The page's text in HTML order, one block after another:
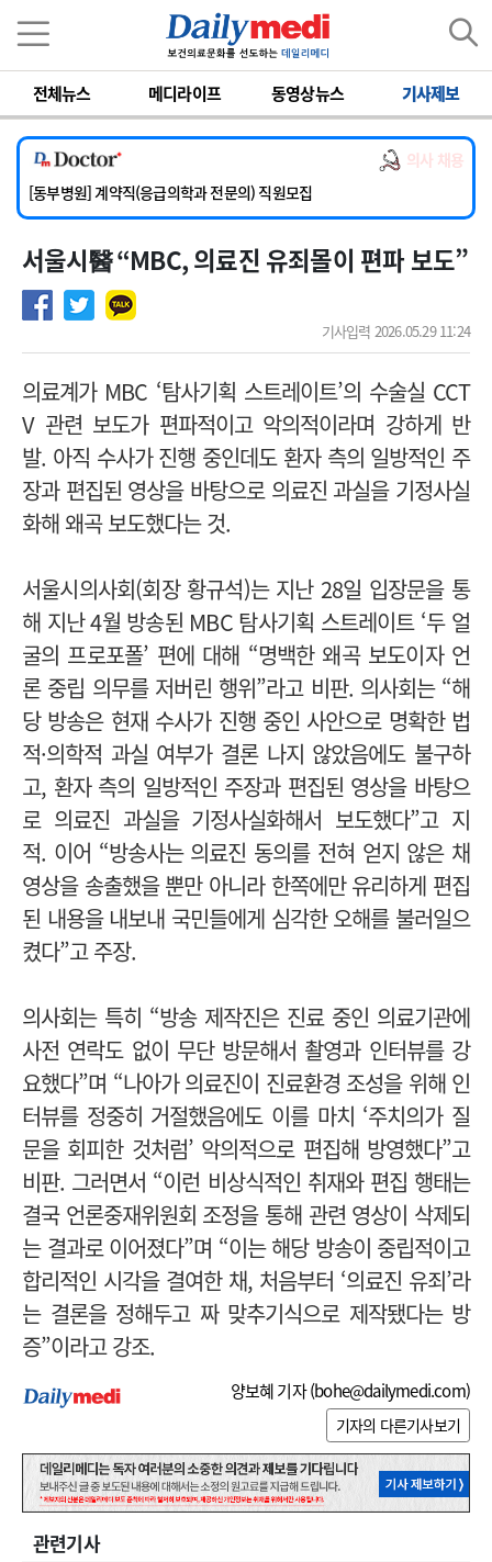
전체뉴스 메디라이프 동영상뉴스 기사제보
의사 채용
[서울아산병원] 2026년 하반기 인턴 모집
[영남대학교의료원] 마취통증의학과 임기제 임상의사 채용
[충남대학교병원] 소아청소년과(소아응급전담) 계약직 의사 공개채용
[동부병원] 계약직(응급의학과 전문의) 직원모집
[이대목동병원] 하반기 전공의(레지던트1년차) 모집
[서울아산병원] 2026년 하반기 인턴 모집
[영남대학교의료원] 마취통증의학과 임기제 임상의사 채용
서울시醫 “MBC, 의료진 유죄몰이 편파 보도”
기사입력 2026.05.29 11:24
의료계가 MBC ‘탐사기획 스트레이트’의 수술실 CCT
V 관련 보도가 편파적이고 악의적이라며 강하게 반
발. 아직 수사가 진행 중인데도 환자 측의 일방적인 주
장과 편집된 영상을 바탕으로 의료진 과실을 기정사실
화해 왜곡 보도했다는 것.
서울시의사회(회장 황규석)는 지난 28일 입장문을 통
해 지난 4월 방송된 MBC 탐사기획 스트레이트 ‘두 얼
굴의 프로포폴’ 편에 대해 “명백한 왜곡 보도이자 언
론 중립 의무를 저버린 행위”라고 비판. 의사회는 “해
당 방송은 현재 수사가 진행 중인 사안으로 명확한 법
적·의학적 과실 여부가 결론 나지 않았음에도 불구하
고, 환자 측의 일방적인 주장과 편집된 영상을 바탕으
로 의료진 과실을 기정사실화해서 보도했다”고 지
적. 이어 “방송사는 의료진 동의를 전혀 얻지 않은 채
영상을 송출했을 뿐만 아니라 한쪽에만 유리하게 편집
된 내용을 내보내 국민들에게 심각한 오해를 불러일으
켰다”고 주장.
의사회는 특히 “방송 제작진은 진료 중인 의료기관에
사전 연락도 없이 무단 방문해서 촬영과 인터뷰를 강
요했다”며 “나아가 의료진이 진료환경 조성을 위해 인
터뷰를 정중히 거절했음에도 이를 마치 ‘주치의가 질
문을 회피한 것처럼’ 악의적으로 편집해 방영했다”고
비판. 그러면서 “이런 비상식적인 취재와 편집 행태는
결국 언론중재위원회 조정을 통해 관련 영상이 삭제되
는 결과로 이어졌다”며 “이는 해당 방송이 중립적이고
합리적인 시각을 결여한 채, 처음부터 ‘의료진 유죄’라
는 결론을 정해두고 짜 맞추기식으로 제작됐다는 방
증”이라고 강조.
양보혜 기자 (bohe@dailymedi.com)
기자의 다른기사보기
관련기사